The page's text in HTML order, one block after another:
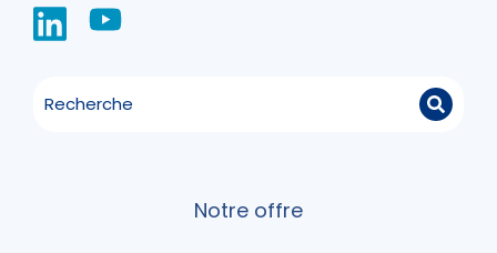
Notre offre